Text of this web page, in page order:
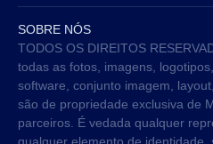
SOBRE NÓS
TODOS OS DIREITOS
todas as fotos, imagens,
software, conjunto imagem,
são de propriedade exclusiva de
parceiros. É vedada qualquer